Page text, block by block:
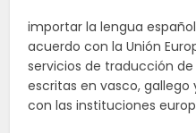
importar la lengua
acuerdo con la Unión
servicios de traducción
escritas en vasco, gallego
con las instituciones